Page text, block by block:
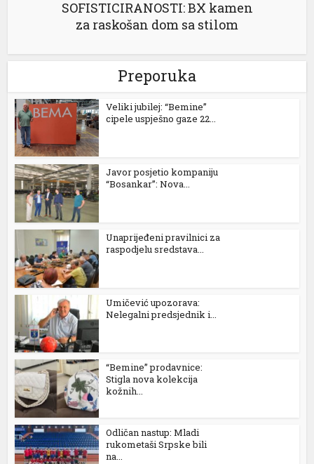
SOFISTICIRANOSTI: BX kamen
za raskošan dom sa stilom
Preporuka
Veliki jubilej: “Bemine”
cipele uspješno gaze 22...
Javor posjetio kompaniju
“Bosankar”: Nova...
Unaprijeđeni pravilnici za
raspodjelu sredstava...
Umičević upozorava:
Nelegalni predsjednik i...
“Bemine” prodavnice:
Stigla nova kolekcija
kožnih...
Odličan nastup: Mladi
rukometaši Srpske bili
na...